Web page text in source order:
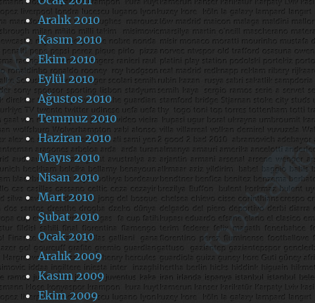
Aralık 2010
Kasım 2010
Ekim 2010
Eylül 2010
Ağustos 2010
Temmuz 2010
Haziran 2010
Mayıs 2010
Nisan 2010
Mart 2010
Şubat 2010
Ocak 2010
Aralık 2009
Kasım 2009
Ekim 2009